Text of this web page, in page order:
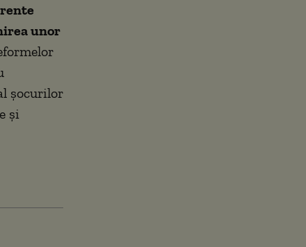
unor
șocurilor
și